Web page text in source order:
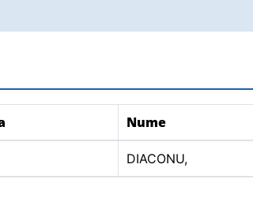
Nume
DIACONU,